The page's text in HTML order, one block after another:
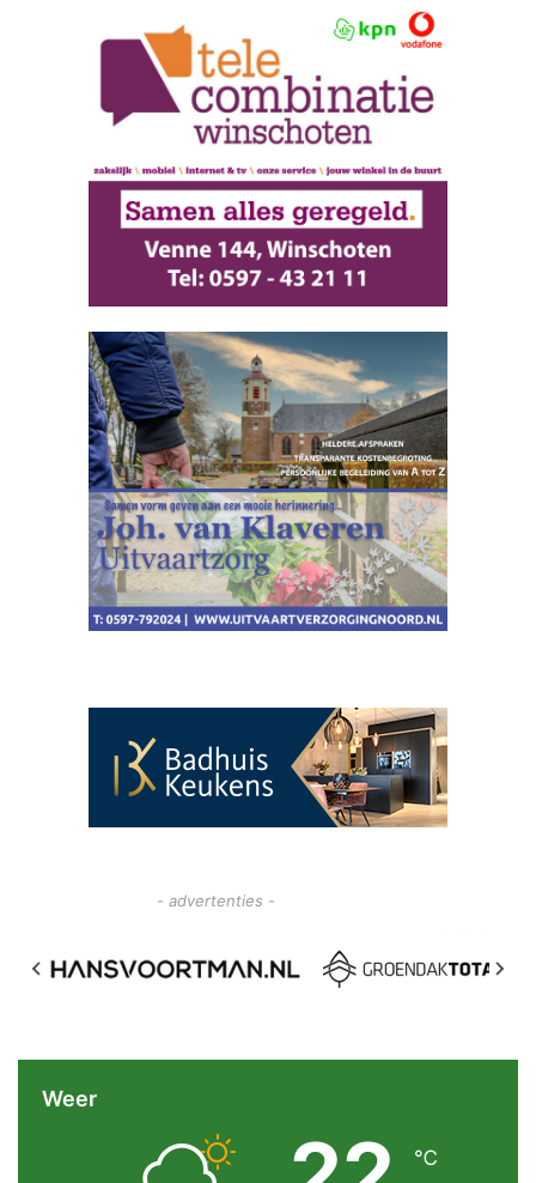
- advertenties -
Weer
℃